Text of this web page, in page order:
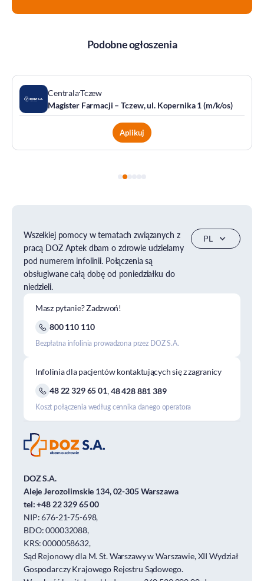
Podobne ogłoszenia
CentralaTczew
Magister Farmacji – Tczew, ul. Kopernika 1 (m/k/os)
Aplikuj
Wszelkiej pomocy w tematach związanych z
pracą DOZ Aptek dbam o zdrowie udzielamy
pod numerem infolinii. Połączenia są
obsługiwane całą dobę od poniedziałku do
niedzieli.
Masz pytanie? Zadzwoń!
800 110 110
Bezpłatna infolinia prowadzona przez DOZ S.A.
Infolinia dla pacjentów kontaktujących się z zagranicy
48 22 329 65 01,48 428 881 389
Koszt połączenia według cennika danego operatora
DOZ S.A.
Aleje Jerozolimskie 134, 02-305 Warszawa
tel:+48 22 329 65 00
NIP: 676-21-75-698,
BDO: 000032088,
KRS: 0000058632,
Sąd Rejonowy dla M. St. Warszawy w Warszawie, XII Wydział
Gospodarczy Krajowego Rejestru Sądowego.